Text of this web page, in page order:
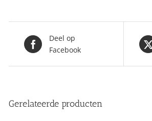
Deel op
Facebook
Gerelateerde producten